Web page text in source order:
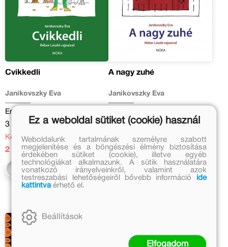
Cvikkedli
Janikovszky Éva
Eredeti ár:
3 499 Ft
Kedvezményes ár:
2 449 Ft
Kosárba
A nagy zuhé
Janikovszky Éva
3 499 Ft
Kedvezményes ár:
2 449 Ft
Kosárba
Ez a weboldal sütiket (cookie) használ
Weboldalunk tartalmának személyre szabott
megjelenítése és a böngészési élmény biztosítása
érdekében sütiket (cookie), illetve egyéb
technológiákat alkalmazunk. A sütik használatára
vonatkozó irányelveinkről, valamint azok
testreszabási lehetőségeiről bővebb információ
ide
kattintvaérhető el.
Beállítások
Elfogadom